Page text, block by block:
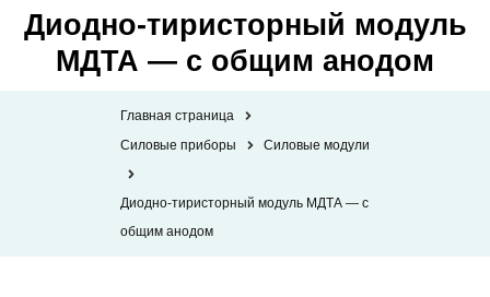
Диодно-тиристорный модуль
МДТА — с общим анодом
Главная страница
Силовые приборы
Силовые модули
Диодно-тиристорный модуль МДТА — с
общим анодом